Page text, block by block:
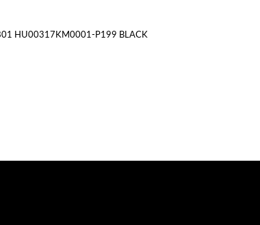
HU00317KM0001-P199 BLACK